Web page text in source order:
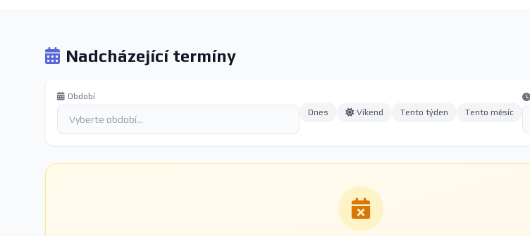
Nadcházející termíny
Období
Dnes
Víkend Tento týden Tento měsíc